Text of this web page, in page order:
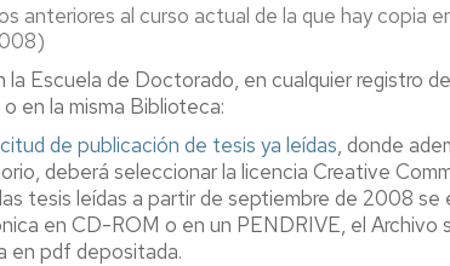
anteriores al curso actual de la que hay copia
la Escuela de Doctorado, en cualquier registro
en la misma Biblioteca:
de publicación de tesis ya leídas, donde
deberá seleccionar la licencia Creative
tesis leídas a partir de septiembre de 2008
en CD-ROM o en un PENDRIVE, el Archivo
en pdf depositada.